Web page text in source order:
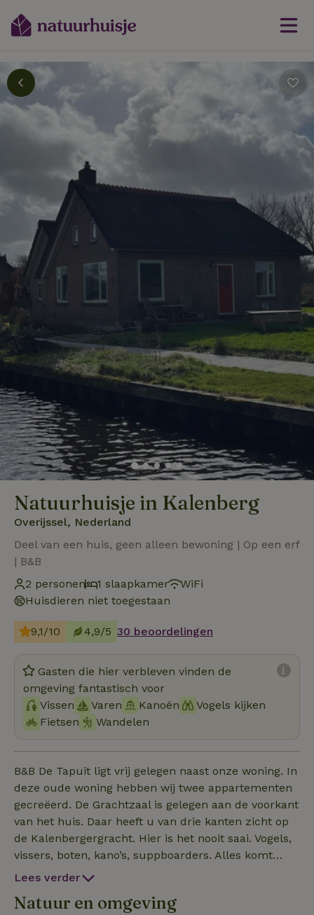
Natuurhuisje in Kalenberg
Overijssel, Nederland
Deel van een huis, geen alleen bewoning | Op een erf
| B&B
2 personen
1 slaapkamer
WiFi
Huisdieren niet toegestaan
9,1/10 4,9/5 30 beoordelingen
Gasten die hier verbleven vinden de
omgeving fantastisch voor
Vissen
Varen Kanoën
Vogels kijken
Fietsen
Wandelen
B&B De Tapuit ligt vrij gelegen naast onze woning. In
deze oude woning hebben wij twee appartementen
gecreëerd. De Grachtzaal is gelegen aan de voorkant
van het huis. Daar heeft u van drie kanten zicht op
de Kalenbergergracht. Hier is het nooit saai. Vogels,
vissers, boten, kano’s, suppboarders. Alles komt
voorbij. Het uitzicht is geen moment hetzelfde. We
wordt uitgenodigd hier gebruik van te maken. Er
Lees verder
Natuur en omgeving